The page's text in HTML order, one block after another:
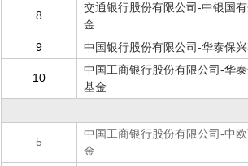
8
交通银行股份有限公司-中银国
金
9 中国银行股份有限公司-华泰保
10
中国工商银行股份有限公司-华
基金
5
中国工商银行股份有限公司-中
金